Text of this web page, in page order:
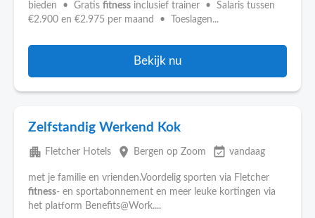
bieden • Gratis fitness inclusief trainer • Salaris tussen
€2.900 en €2.975 per maand • Toeslagen...
Bekijk nu
Zelfstandig Werkend Kok
apartment Fletcher Hotels place Bergen op Zoom event_available vandaag
met je familie en vrienden.Voordelig sporten via Fletcher
fitness- en sportabonnement en meer leuke kortingen via
het platform Benefits@Work....